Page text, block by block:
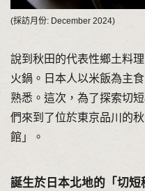
(採訪月份: December 2024)
說到秋田的代表性鄉土料
火鍋。日本人以米飯為主
熟悉。這次，為了探索切
們來到了位於東京品川的
館」。
誕生於日本北地的「切